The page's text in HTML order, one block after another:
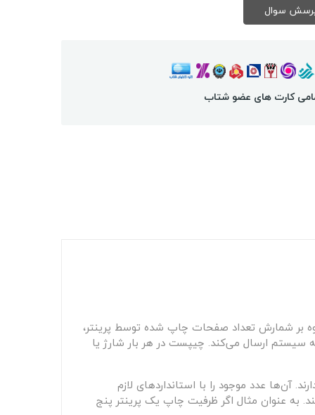
کارت های عضو شتاب
بر شمارش تعداد صفحات چاپ شده توسط پرینتر،
سیستم ارسال می‌کند. چیپست در هر بار شارژ یا
آن‌ها عدد موجود را با استانداردهای لازم
به عنوان مثال اگر ظرفیت چاپ یک پرینتر پنج